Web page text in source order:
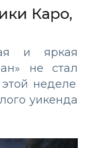
Каро,
и яркая
» не стал
неделе
уикенда